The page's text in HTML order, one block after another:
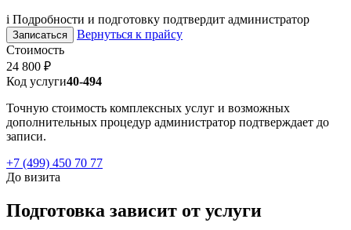
i Подробности и подготовку подтвердит администратор
Записаться
Вернуться к прайсу
Стоимость
24 800 ₽
Код услуги40-494
Точную стоимость комплексных услуг и возможных
дополнительных процедур администратор подтверждает до
записи.
+7 (499) 450 70 77
До визита
Подготовка зависит от услуги